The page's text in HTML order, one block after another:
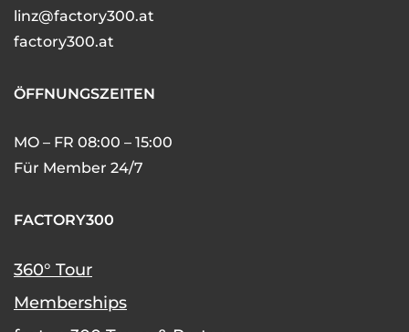
linz@factory300.at
factory300.at
ÖFFNUNGSZEITEN
MO – FR 08:00 – 15:00
Für Member 24/7
FACTORY300
360° Tour
Memberships